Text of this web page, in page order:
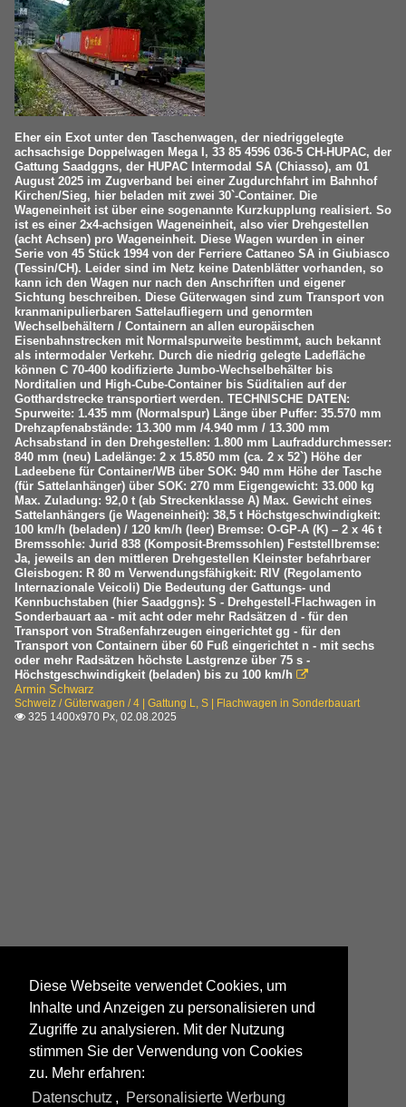
Eher ein Exot unter den Taschenwagen, der niedriggelegte
achsachsige Doppelwagen Mega I, 33 85 4596 036-5 CH-HUPAC, der
Gattung Saadggns, der HUPAC Intermodal SA (Chiasso), am 01
August 2025 im Zugverband bei einer Zugdurchfahrt im Bahnhof
Kirchen/Sieg, hier beladen mit zwei 30`-Container. Die
Wageneinheit ist über eine sogenannte Kurzkupplung realisiert. So
ist es einer 2x4-achsigen Wageneinheit, also vier Drehgestellen
(acht Achsen) pro Wageneinheit. Diese Wagen wurden in einer
Serie von 45 Stück 1994 von der Ferriere Cattaneo SA in Giubiasco
(Tessin/CH). Leider sind im Netz keine Datenblätter vorhanden, so
kann ich den Wagen nur nach den Anschriften und eigener
Sichtung beschreiben. Diese Güterwagen sind zum Transport von
kranmanipulierbaren Sattelaufliegern und genormten
Wechselbehältern / Containern an allen europäischen
Eisenbahnstrecken mit Normalspurweite bestimmt, auch bekannt
als intermodaler Verkehr. Durch die niedrig gelegte Ladefläche
können C 70-400 kodifizierte Jumbo-Wechselbehälter bis
Norditalien und High-Cube-Container bis Süditalien auf der
Gotthardstrecke transportiert werden. TECHNISCHE DATEN:
Spurweite: 1.435 mm (Normalspur) Länge über Puffer: 35.570 mm
Drehzapfenabstände: 13.300 mm /4.940 mm / 13.300 mm
Achsabstand in den Drehgestellen: 1.800 mm Laufraddurchmesser:
840 mm (neu) Ladelänge: 2 x 15.850 mm (ca. 2 x 52`) Höhe der
Ladeebene für Container/WB über SOK: 940 mm Höhe der Tasche
(für Sattelanhänger) über SOK: 270 mm Eigengewicht: 33.000 kg
Max. Zuladung: 92,0 t (ab Streckenklasse A) Max. Gewicht eines
Sattelanhängers (je Wageneinheit): 38,5 t Höchstgeschwindigkeit:
100 km/h (beladen) / 120 km/h (leer) Bremse: O-GP-A (K) – 2 x 46 t
Bremssohle: Jurid 838 (Komposit-Bremssohlen) Feststellbremse:
Ja, jeweils an den mittleren Drehgestellen Kleinster befahrbarer
Gleisbogen: R 80 m Verwendungsfähigkeit: RIV (Regolamento
Internazionale Veicoli) Die Bedeutung der Gattungs- und
Kennbuchstaben (hier Saadggns): S - Drehgestell-Flachwagen in
Sonderbauart aa - mit acht oder mehr Radsätzen d - für den
Transport von Straßenfahrzeugen eingerichtet gg - für den
Transport von Containern über 60 Fuß eingerichtet n - mit sechs
oder mehr Radsätzen höchste Lastgrenze über 75 s -
Höchstgeschwindigkeit (beladen) bis zu 100 km/h 
Armin Schwarz
Schweiz / Güterwagen / 4 | Gattung L, S | Flachwagen in Sonderbauart
 325 1400x970 Px, 02.08.2025
Diese Webseite verwendet Cookies, um
Inhalte und Anzeigen zu personalisieren und
Zugriffe zu analysieren. Mit der Nutzung
stimmen Sie der Verwendung von Cookies
zu. Mehr erfahren:
Datenschutz , Personalisierte Werbung